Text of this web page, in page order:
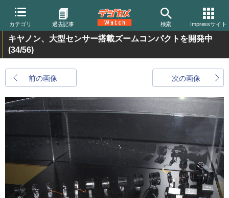
カテゴリ 過去記事 検索 Impressサイト
キヤノン、大型センサー搭載ズームコンパクトを開発中
(34/56)
前の画像 次の画像